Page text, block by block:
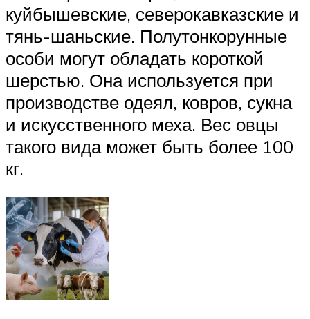
куйбышевские, северокавказские и
тянь-шаньские. Полутонкорунные
особи могут обладать короткой
шерстью. Она используется при
производстве одеял, ковров, сукна
и искусственного меха. Вес овцы
такого вида может быть более 100
кг.